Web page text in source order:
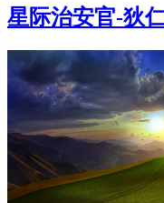
星际治安官-狄